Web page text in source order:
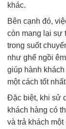
khác.
Bên cạnh đó,
còn mang lại sự
trong suốt
như ghế ngồi
giúp hành
một cách tốt
Đặc biệt, khi sử
khách hàng có
và trả khách